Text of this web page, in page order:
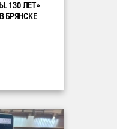
130 ЛЕТ»
БРЯНСКЕ